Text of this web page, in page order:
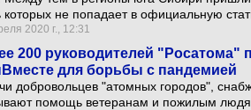
которых не попадает в официальную
2020 г., 12:31
200 руководителей "Росатома"
для борьбы с пандемией
добровольцев "атомных городов",
помощь ветеранам и пожилым